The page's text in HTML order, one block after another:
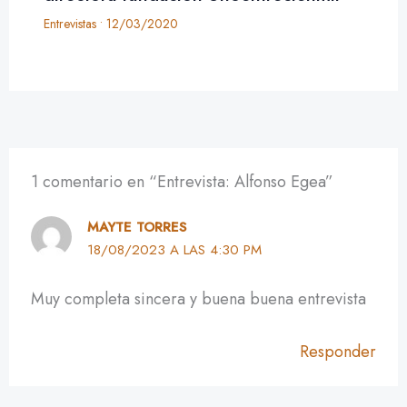
Entrevistas •12/03/2020
1 comentario en “Entrevista: Alfonso Egea”
MAYTE TORRES
18/08/2023 A LAS 4:30 PM
Muy completa sincera y buena buena entrevista
Responder